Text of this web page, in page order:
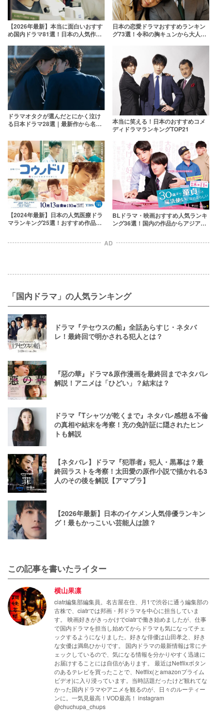
【2026年最新】本当に面白いおすす
め国内ドラマ81選！日本の人気作品
日本の恋愛ドラマおすすめランキン
グ73選！令和の胸キュンから大人向
ドラマオタクが選んだとにかく泣け
る日本ドラマ28選｜最新作から名作
本当に笑える！日本のおすすめコメ
ディドラマランキングTOP21
【2024年最新】日本の人気医療ドラ
マランキング25選！おすすめ作品を
BLドラマ・映画おすすめ人気ランキ
ング36選！国内の作品からアジアBL
AD
「国内ドラマ」の人気ランキング
ドラマ『テセウスの船』全話あらすじ・ネタバ
レ！最終回で明かされる犯人とは？
『惡の華』ドラマ&原作漫画を最終回までネタバレ
解説！アニメは「ひどい」？結末は？
ドラマ『Tシャツが乾くまで』ネタバレ感想＆不倫
の真相や結末を考察！充の免許証に隠されたヒン
トも解説
【ネタバレ】ドラマ『犯罪者』犯人・黒幕は？最
終回ラストを考察！太田愛の原作小説で描かれる3
人のその後を解説【アマプラ】
【2026年最新】日本のイケメン人気俳優ランキン
グ！最もかっこいい芸能人は誰？
この記事を書いたライター
横山果凛
ciatr編集部編集員。名古屋在住、月1で渋谷に通う編集部の
古株で、ciatrでは邦画・邦ドラマを中心に担当していま
す。 映画好きがきっかけでciatrで働き始めましたが、仕事
で国内ドラマを担当し始めてからドラマも気になってチェ
ックするようになりました。好きな俳優は山田孝之、好き
な女優は満島ひかりです。 国内ドラマの最新情報は常にチ
ェックしているので、気になる情報を分かりやすく迅速に
お届けすることには自信があります。 最近はNetflixボタン
のあるテレビを買ったことで、Netflix(とamazonプライム
ビデオ)に入り浸っています。当時話題だったけど観れてな
かった国内ドラマやアニメを観るのが、日々のルーティー
ンに。一気見最高！VOD最高！ instagram
@chuchupa_chups